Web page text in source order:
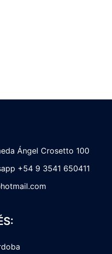
Ángel Crosetto 100
+54 9 3541 650411